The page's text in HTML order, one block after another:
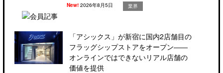
New!2026年8月5日 業界
「アシックス」が新宿に国内2店舗目の
フラッグシップストアをオープン――
オンラインではできないリアル店舗の
価値を提供